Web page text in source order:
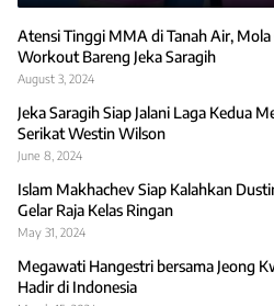
Atensi Tinggi MMA di Tanah Air,
Workout Bareng Jeka Saragih
August 3, 2024
Jeka Saragih Siap Jalani Laga Kedua
Serikat Westin Wilson
June 8, 2024
Islam Makhachev Siap Kalahkan
Gelar Raja Kelas Ringan
May 31, 2024
Megawati Hangestri bersama Jeong
Hadir di Indonesia